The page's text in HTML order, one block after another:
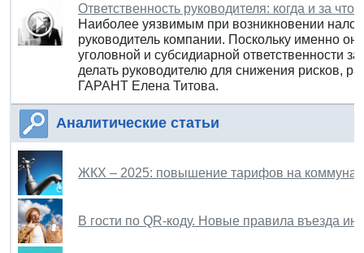
Ответственность руководителя: когда и за что
Наиболее уязвимым при возникновении
руководитель компании. Поскольку именно
уголовной и субсидиарной ответственности
делать руководителю для снижения рисков,
ГАРАНТ Елена Титова.
Аналитические статьи
ЖКХ – 2025: повышение тарифов на
В гости по QR-коду. Новые правила въезда